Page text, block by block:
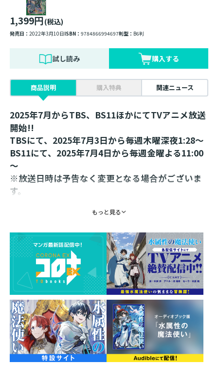
1,399円(税込)
発売日： 2022年3月10日ISBN： 9784866994697判型： B6判
試し読み 購入する
商品説明 購入特典 関連ニュース
2025年7月からTBS、BS11ほかにてTVアニメ放送
開始!!
TBSにて、2025年7月3日から毎週木曜深夜1:28～
BS11にて、2025年7月4日から毎週金曜よる11:00
～
※放送日時は予告なく変更となる場合がございま
す。
す！」
王国へと牙をむいた敵国の策謀を迎え撃つ！
最強水魔法使いの気ままな冒険譚・第4弾！
2万字超の書き下ろし外伝「火属性の魔法使いⅣ」
を収録！
コミックス1巻と同月刊行！(3/15刊)
ウィリー王子の護衛依頼を完遂し、一つ肩の荷が下りた
涼。王子の水魔法の師匠ポジションまでゲットした彼
は、セーラと合流し、ほくほくとスイーツの食べ歩きに
興じていた。エルフの自治庁を一緒に訪問したりと距離
もっと見る